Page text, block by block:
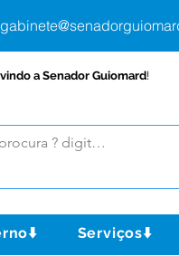
a Senador Guiomard!
Serviços⬇️